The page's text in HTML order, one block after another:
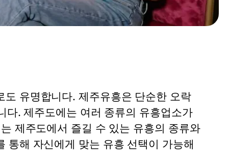
유명합니다. 제주유흥은 단순한 오락
다. 제주도에는 여러 종류의 유흥업소가
제주도에서 즐길 수 있는 유흥의 종류와
통해 자신에게 맞는 유흥 선택이 가능해